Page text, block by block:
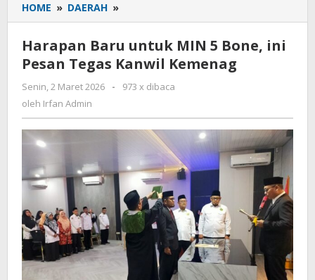
HOME » DAERAH »
Baru
MIN
5
Bone,
Kanwil
Kemenag
Harapan Baru untuk MIN 5 Bone, ini
Pesan Tegas Kanwil Kemenag
Senin, 2 Maret 2026
oleh
-
973 x dibaca
oleh Irfan Admin